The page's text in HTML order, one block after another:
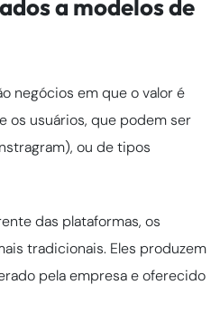
a modelos de
negócios em que o valor é
os usuários, que podem ser
ou de tipos
das plataformas, os
tradicionais. Eles produzem
pela empresa e oferecido